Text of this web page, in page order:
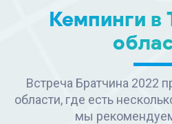
Кемпинги в
Встреча Братчина 2022
области, где есть
мы